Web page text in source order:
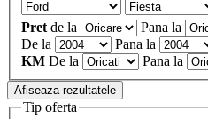
Pret de la Pana la
De la
Pana la
KM De la Pana la
Tip oferta